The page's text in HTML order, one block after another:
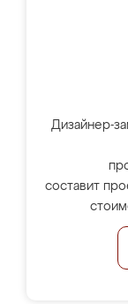
Дизайнер-
составит